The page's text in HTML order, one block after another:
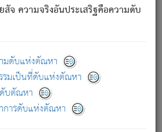
จ ความจริงอันประเสริฐคือความดับ
มดับแห่งตัณหา
รมเป็นที่ดับแห่งตัณหา
บตัณหา
การดับแห่งตัณหา
มารได้แล้ว ชนะสงครามแล้ว ก้าวล่วง
เป็นผู้คงที่ (คือไม่เปลี่ยนแปลงอีกต่อ
.
ธอุทานที่ทรงเปล่งออก ที่โคนต้นโพธิ์
ได้ 7 วัน)